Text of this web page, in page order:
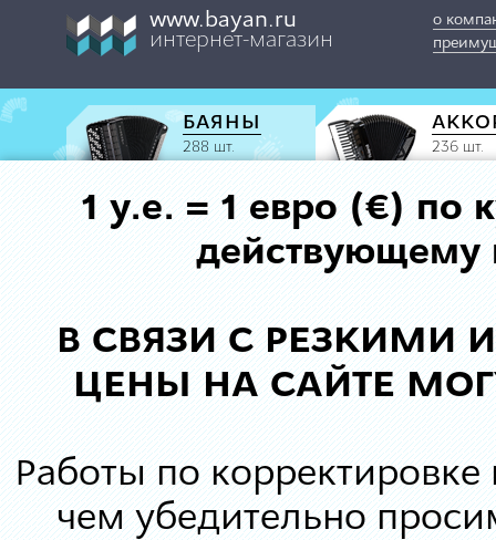
www.bayan.ru
интернет-магазин
о
БАЯНЫ
288 шт. 236 шт.
1 у.е. = 1 евро (€) по
действующему
В СВЯЗИ С РЕЗКИМИ
ЦЕНЫ НА САЙТЕ
Работы по корректировке
чем убедительно